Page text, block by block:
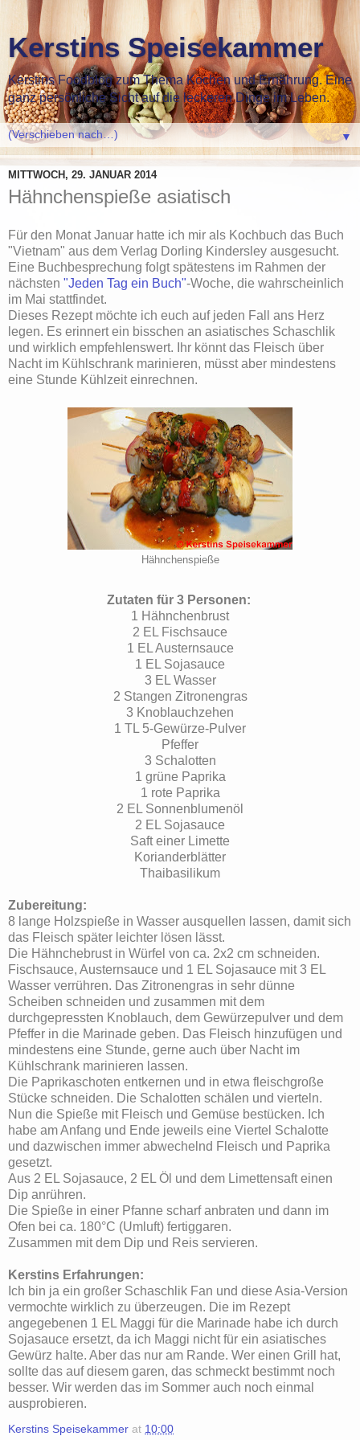
Kerstins Speisekammer
Kerstins Foodblog zum Thema Kochen und Ernährung. Eine
ganz persönliche Sicht auf die leckeren Dinge im Leben.
▼
MITTWOCH, 29. JANUAR 2014
Hähnchenspieße asiatisch
Für den Monat Januar hatte ich mir als Kochbuch das Buch
"Vietnam" aus dem Verlag Dorling Kindersley ausgesucht.
Eine Buchbesprechung folgt spätestens im Rahmen der
nächsten "Jeden Tag ein Buch"-Woche, die wahrscheinlich
im Mai stattfindet.
Dieses Rezept möchte ich euch auf jeden Fall ans Herz
legen. Es erinnert ein bisschen an asiatisches Schaschlik
und wirklich empfehlenswert. Ihr könnt das Fleisch über
Nacht im Kühlschrank marinieren, müsst aber mindestens
eine Stunde Kühlzeit einrechnen.
Hähnchenspieße
Zutaten für 3 Personen:
1 Hähnchenbrust
2 EL Fischsauce
1 EL Austernsauce
1 EL Sojasauce
3 EL Wasser
2 Stangen Zitronengras
3 Knoblauchzehen
1 TL 5-Gewürze-Pulver
Pfeffer
3 Schalotten
1 grüne Paprika
1 rote Paprika
2 EL Sonnenblumenöl
2 EL Sojasauce
Saft einer Limette
Korianderblätter
Thaibasilikum
Zubereitung:
8 lange Holzspieße in Wasser ausquellen lassen, damit sich
das Fleisch später leichter lösen lässt.
Die Hähnchebrust in Würfel von ca. 2x2 cm schneiden.
Fischsauce, Austernsauce und 1 EL Sojasauce mit 3 EL
Wasser verrühren. Das Zitronengras in sehr dünne
Scheiben schneiden und zusammen mit dem
durchgepressten Knoblauch, dem Gewürzepulver und dem
Pfeffer in die Marinade geben. Das Fleisch hinzufügen und
mindestens eine Stunde, gerne auch über Nacht im
Kühlschrank marinieren lassen.
Die Paprikaschoten entkernen und in etwa fleischgroße
Stücke schneiden. Die Schalotten schälen und vierteln.
Nun die Spieße mit Fleisch und Gemüse bestücken. Ich
habe am Anfang und Ende jeweils eine Viertel Schalotte
und dazwischen immer abwechelnd Fleisch und Paprika
gesetzt.
Aus 2 EL Sojasauce, 2 EL Öl und dem Limettensaft einen
Dip anrühren.
Die Spieße in einer Pfanne scharf anbraten und dann im
Ofen bei ca. 180°C (Umluft) fertiggaren.
Zusammen mit dem Dip und Reis servieren.
Kerstins Erfahrungen:
Ich bin ja ein großer Schaschlik Fan und diese Asia-Version
vermochte wirklich zu überzeugen. Die im Rezept
angegebenen 1 EL Maggi für die Marinade habe ich durch
Sojasauce ersetzt, da ich Maggi nicht für ein asiatisches
Gewürz halte. Aber das nur am Rande. Wer einen Grill hat,
sollte das auf diesem garen, das schmeckt bestimmt noch
besser. Wir werden das im Sommer auch noch einmal
ausprobieren.
Kerstins Speisekammer at 10:00